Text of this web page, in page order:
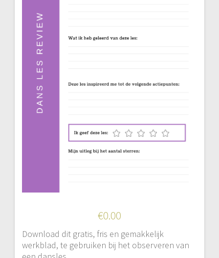
€0.00
Download dit gratis, fris en gemakkelijk
werkblad, te gebruiken bij het observeren van